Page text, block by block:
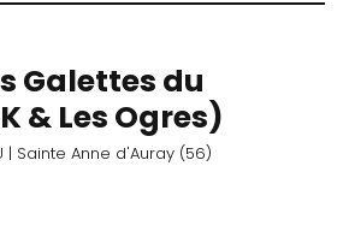
Galettes du
& Les Ogres)
| Sainte Anne d'Auray (56)